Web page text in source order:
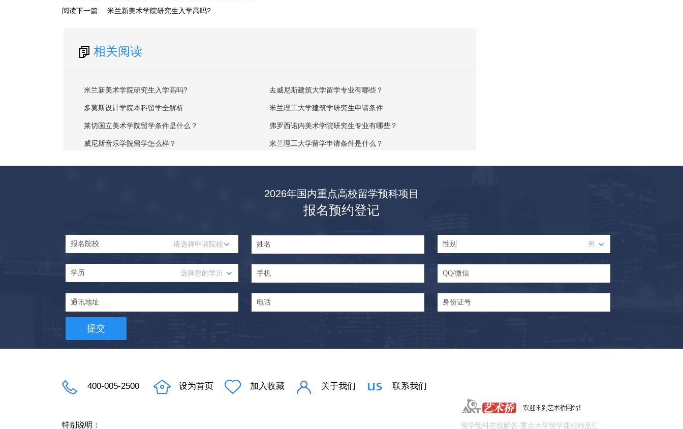
阅读下一篇:
米兰新美术学院研究生入学高吗?
相关阅读
米兰新美术学院研究生入学高吗? 去威尼斯建筑大学留学专业有哪些？
多莫斯设计学院本科留学全解析 米兰理工大学建筑学研究生申请条件
莱切国立美术学院留学条件是什么？ 弗罗西诺内美术学院研究生专业有哪些？
威尼斯音乐学院留学怎么样？ 米兰理工大学留学申请条件是什么？
2026年国内重点高校留学预科项目
报名预约登记
提交
400-005-2500 设为首页 加入收藏 关于我们 联系我们
特别说明： 留学预科在线解答-重点大学留学课程精品汇